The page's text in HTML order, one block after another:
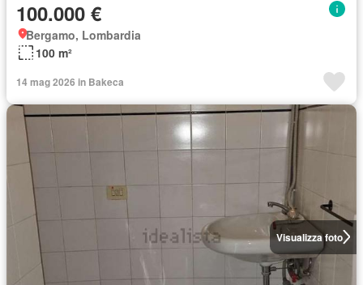
100.000 €
Bergamo, Lombardia
100 m²
14 mag 2026 in Bakeca
Visualizza foto